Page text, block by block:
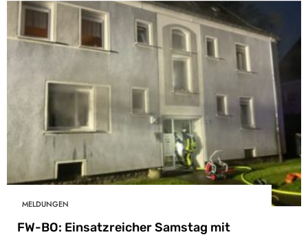
MELDUNGEN
FW-BO: Einsatzreicher Samstag mit